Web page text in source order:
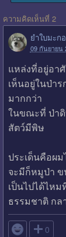
ความคิดเห็นที่ 2
ยำใบมะก
09 กันยายน
แหล่งที่อยู่อา
เห็นอยู่ในป่า
มากกว่า
ในขณะที่ ป่าดิ
สัตว์มีพิษ
ประเด็นคือผ
จะมีก็หมูป่า ข
เป็นไปได้ไห
ธรรมชาติ กล
 0